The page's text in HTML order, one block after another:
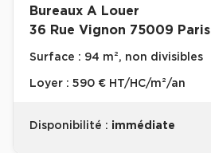
Bureaux A Louer
36 Rue Vignon 75009 Paris
Surface : 94 m², non divisibles
Loyer : 590 € HT/HC/m²/an
Disponibilité : immédiate